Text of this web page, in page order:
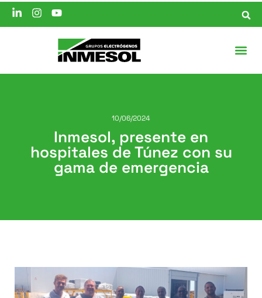
10/06/2024
Inmesol, presente en
hospitales de Túnez con su
gama de emergencia